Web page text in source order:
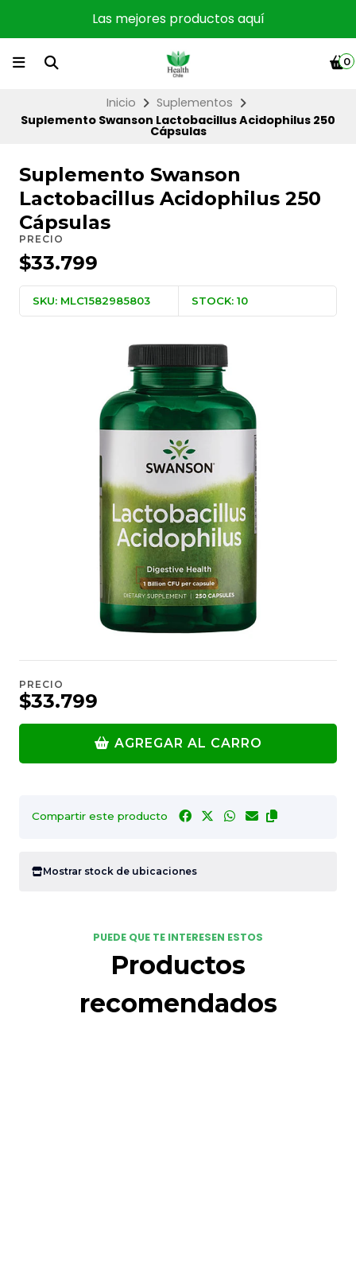
Las mejores productos aquí
0
Inicio
Suplementos
Suplemento Swanson Lactobacillus Acidophilus 250
Cápsulas
Suplemento Swanson
Lactobacillus Acidophilus 250
Cápsulas
PRECIO
$33.799
SKU: MLC1582985803 STOCK: 10
PRECIO
$33.799
AGREGAR AL CARRO
Compartir este producto
Mostrar stock de ubicaciones
PUEDE QUE TE INTERESEN ESTOS
Productos
recomendados